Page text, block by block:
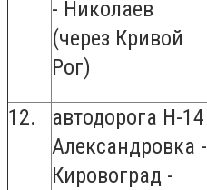
- Николаев
(через Кривой
Рог)
12.
автодорога Н-14
Александровка -
Кировоград -